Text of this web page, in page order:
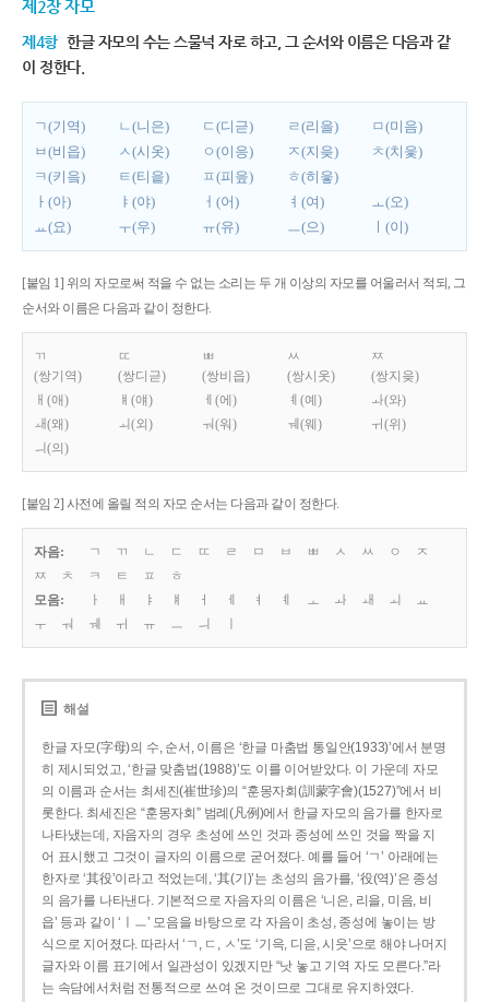
제2장 자모
제4항 한글 자모의 수는 스물넉 자로 하고, 그 순서와 이름은 다음과 같
이 정한다.
ㄱ(기역) ㄴ(니은) ㄷ(디귿) ㄹ(리을)
ㅁ(미음)
ㅂ(비읍)
ㅅ(시옷) ㅇ(이응) ㅈ(지읒)
ㅊ(치읓)
ㅋ(키읔)
ㅌ(티읕) ㅍ(피읖)
ㅎ(히읗)
ㅏ(아)
ㅑ(야) ㅓ(어) ㅕ(여)
ㅗ(오)
ㅛ(요)
ㅜ(우) ㅠ(유) ㅡ(으) ㅣ(이)
[붙임 1] 위의 자모로써 적을 수 없는 소리는 두 개 이상의 자모를 어울러서 적되, 그
순서와 이름은 다음과 같이 정한다.
ㄲ
(쌍기역)
ㄸ
(쌍디귿)
ㅃ
(쌍비읍)
ㅆ
(쌍시옷)
ㅉ
(쌍지읒)
ㅐ(애)
ㅒ(얘) ㅔ(에) ㅖ(예)
ㅘ(와)
ㅙ(왜)
ㅚ(외) ㅝ(워) ㅞ(웨)
ㅟ(위)
ㅢ(의)
[붙임 2] 사전에 올릴 적의 자모 순서는 다음과 같이 정한다.
자음: ㄱ ㄲ ㄴ ㄷ ㄸ ㄹ ㅁ ㅂ ㅃ ㅅ ㅆ ㅇ
ㅈ
ㅉ
ㅊ ㅋ ㅌ ㅍ
ㅎ
모음:
ㅏ ㅐ ㅑ ㅒ ㅓ ㅔ ㅕ ㅖ ㅗ ㅘ ㅙ ㅚ
ㅛ
ㅜ
ㅝ ㅞ ㅟ ㅠ ㅡ ㅢ
해설
한글 자모(字母)의 수, 순서, 이름은 ‘한글 마춤법 통일안(1933)’에서 분명
히 제시되었고, ‘한글 맞춤법(1988)’도 이를 이어받았다. 이 가운데 자모
의 이름과 순서는 최세진(崔世珍)의 “훈몽자회(訓蒙字會)(1527)”에서 비
롯한다. 최세진은 “훈몽자회” 범례(凡例)에서 한글 자모의 음가를 한자로
나타냈는데, 자음자의 경우 초성에 쓰인 것과 종성에 쓰인 것을 짝을 지
어 표시했고 그것이 글자의 이름으로 굳어졌다. 예를 들어 ‘ㄱ’ 아래에는
한자로 ‘其役’이라고 적었는데, ‘其(기)’는 초성의 음가를, ‘役(역)’은 종성
의 음가를 나타낸다. 기본적으로 자음자의 이름은 ‘니은, 리을, 미음, 비
읍’ 등과 같이 ‘ㅣㅡ’ 모음을 바탕으로 각 자음이 초성, 종성에 놓이는 방
식으로 지어졌다. 따라서 ‘ㄱ, ㄷ, ㅅ’도 ‘기윽, 디읃, 시읏’으로 해야 나머지
글자와 이름 표기에서 일관성이 있겠지만 “낫 놓고 기역 자도 모른다.”라
는 속담에서처럼 전통적으로 쓰여 온 것이므로 그대로 유지하였다.